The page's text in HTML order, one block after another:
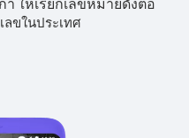
ให้เรียกเลขหมายดังต่อ
ลขในประเทศ